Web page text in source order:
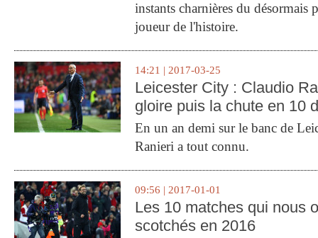
instants charnières du désormais
joueur de l'histoire.
14:21 | 2017-03-25
Leicester City : Claudio
gloire puis la chute en 10
En un an demi sur le banc de
Ranieri a tout connu.
09:56 | 2017-01-01
Les 10 matches qui nous
scotchés en 2016